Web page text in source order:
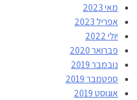
מאי 2023
אפריל 2023
יולי 2022
פברואר 2020
נובמבר 2019
ספטמבר 2019
אוגוסט 2019